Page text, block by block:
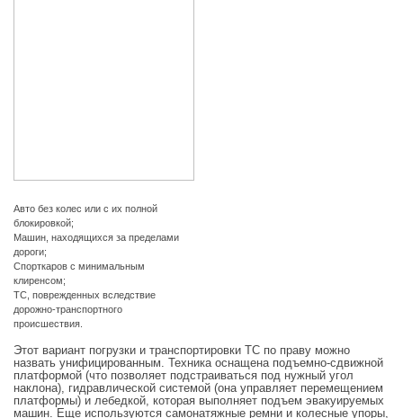
Авто без колес или с их полной
блокировкой;
Машин, находящихся за пределами
дороги;
Спорткаров с минимальным
клиренсом;
ТС, поврежденных вследствие
дорожно-транспортного
происшествия.
Этот вариант погрузки и транспортировки ТС по праву можно
назвать унифицированным. Техника оснащена подъемно-сдвижной
платформой (что позволяет подстраиваться под нужный угол
наклона), гидравлической системой (она управляет перемещением
платформы) и лебедкой, которая выполняет подъем эвакуируемых
машин. Еще используются самонатяжные ремни и колесные упоры,